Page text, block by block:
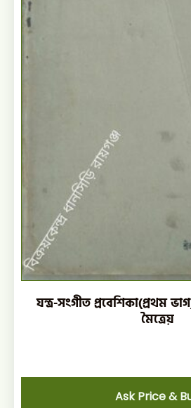
যন্ত্র-সংগীত প্রবেশিকা(প্রথম
মৈত্রেয়
Ask Price &